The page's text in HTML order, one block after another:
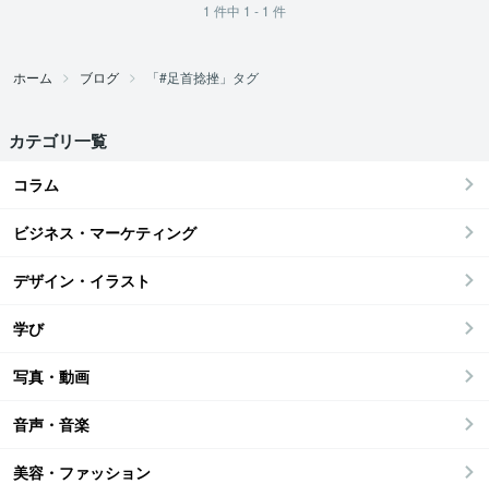
1 件中 1 - 1 件
ホーム ブログ 「#足首捻挫」タグ
カテゴリ一覧
コラム
ビジネス・マーケティング
デザイン・イラスト
学び
写真・動画
音声・音楽
美容・ファッション